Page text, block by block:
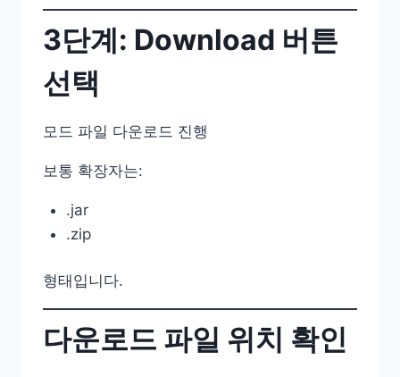
3단계: Download 버튼
선택
모드 파일 다운로드 진행
보통 확장자는:
.jar
.zip
형태입니다.
다운로드 파일 위치 확인